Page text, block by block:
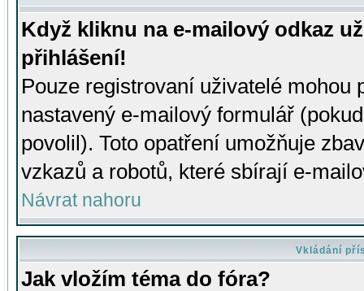
Když kliknu na e-mailový odkaz
přihlášení!
Pouze registrovaní uživatelé mohou
nastavený e-mailový formulář
povolil). Toto opatření umožňuje
vzkazů a robotů, které sbírají e-
Návrat nahoru
Vkládání
Jak vložím téma do fóra?